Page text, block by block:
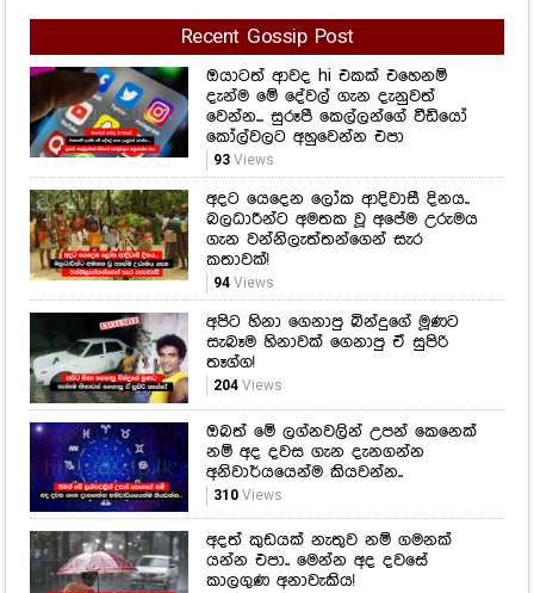
Recent Gossip Post
ඔයාටත් ආවද hi එකක් එහෙනම්
දැන්ම මේ දේවල් ගැන දැනුවත්
වෙන්න... සුරූපී කෙල්ලන්ගේ වීඩියෝ
කෝල්වලට අහුවෙන්න එපා
93Views
අදට යෙදෙන ලෝක ආදිවාසී දිනය..
බලධාරීන්ට අමතක වූ අපේම උරුමය
ගැන වන්නිලැත්තන්ගෙන් සැර
කතාවක්!
94Views
අපිට හිනා ගෙනාපු බින්දුගේ මූණට
සැබෑම හිනාවක් ගෙනාපු ඒ සුපිරි
තෑග්ග!
204Views
ඔබත් මේ ලග්නවලින් උපන් කෙනෙක්
නම් අද දවස ගැන දැනගන්න
අනිවාර්යයෙන්ම කියවන්න..
310Views
අදත් කුඩයක් නැතුව නම් ගමනක්
යන්න එපා.. මෙන්න අද දවසේ
කාලගුණ අනාවැකිය!